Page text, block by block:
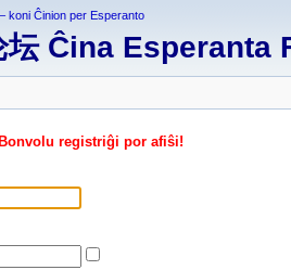
koni Ĉinion per Esperanto
坛 Ĉina Esperanta
Bonvolu registriĝi por afiŝi!